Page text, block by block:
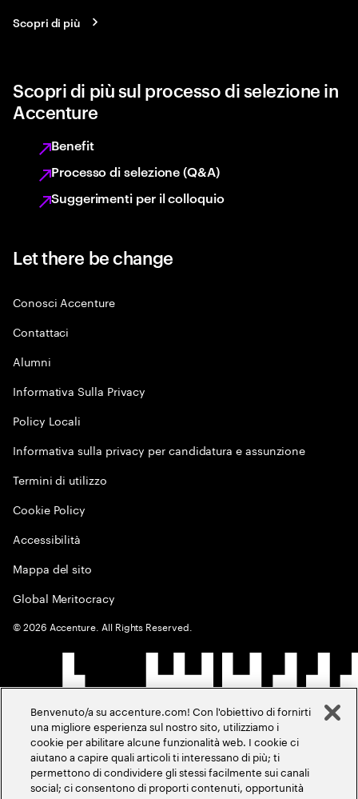
Scopri di più
Scopri di più sul processo di selezione in
Accenture
Benefit
Processo di selezione (Q&A)
Suggerimenti per il colloquio
Let there be change
Conosci Accenture
Contattaci
Alumni
Informativa Sulla Privacy
Policy Locali
Informativa sulla privacy per candidatura e assunzione
Termini di utilizzo
Cookie Policy
Accessibilità
Mappa del sito
Global Meritocracy
©2026 Accenture. All Rights Reserved.
Benvenuto/a su accenture.com! Con l'obiettivo di fornirti
una migliore esperienza sul nostro sito, utilizziamo i
cookie per abilitare alcune funzionalità web. I cookie ci
aiutano a capire quali articoli ti interessano di più; ti
permettono di condividere gli stessi facilmente sui canali
social; ci consentono di proporti contenuti, opportunità